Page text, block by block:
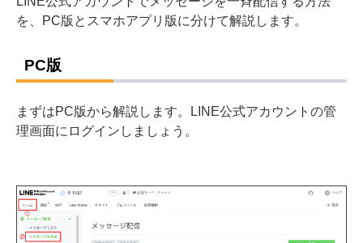
を、PC版とスマホアプリ版に分けて解説します。
PC版
まずはPC版から解説します。LINE公式アカウントの管
理画面にログインしましょう。